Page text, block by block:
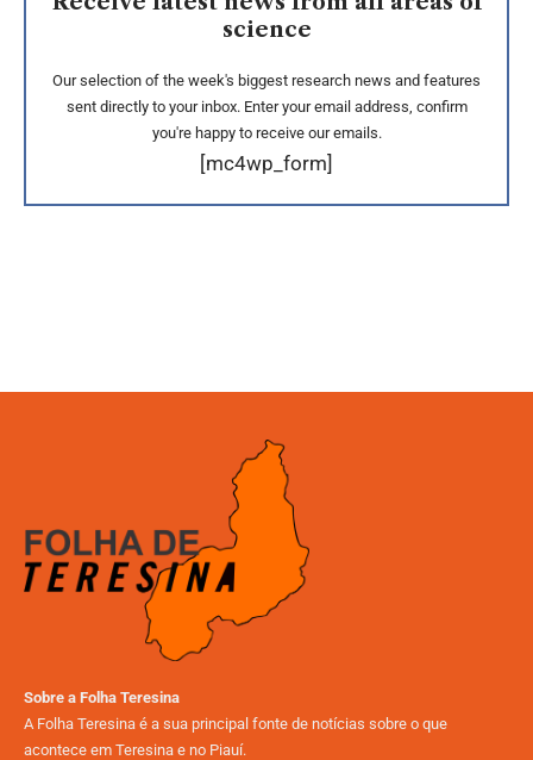
science
Our selection of the week's biggest research news and features
sent directly to your inbox. Enter your email address, confirm
you're happy to receive our emails.
[mc4wp_form]
Sobre a Folha Teresina
A Folha Teresina é a sua principal fonte de notícias sobre o que
acontece em Teresina e no Piauí.